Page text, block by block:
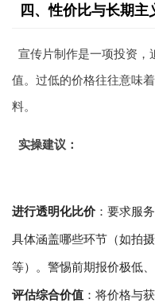
四、性价比与长期
宣传片制作是一项投资，
值。过低的价格往往意味
料。
实操建议：
进行透明化比价 ：要求服
具体涵盖哪些环节（如拍
等）。警惕前期报价极低
评估综合价值 ：将价格与